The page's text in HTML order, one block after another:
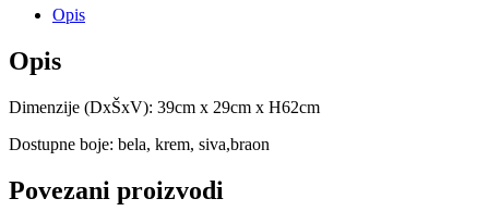
Opis
Opis
Dimenzije (DxŠxV): 39cm x 29cm x H62cm
Dostupne boje: bela, krem, siva,braon
Povezani proizvodi